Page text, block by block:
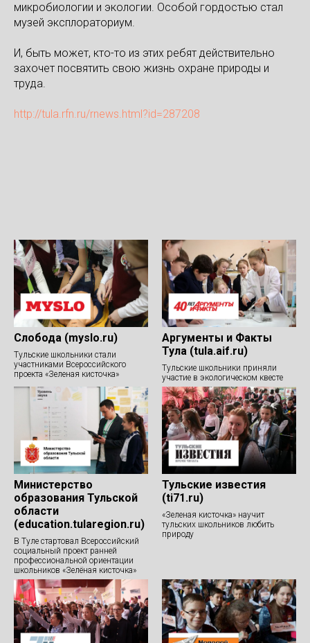
микробиологии и экологии. Особой гордостью стал
музей эксплораториум.
И, быть может, кто-то из этих ребят действительно
захочет посвятить свою жизнь охране природы и
труда.
http://tula.rfn.ru/rnews.html?id=287208
Слобода (myslo.ru)
Тульские школьники стали
участниками Всероссийского
проекта «Зеленая кисточка»
Аргументы и Факты
Тула (tula.aif.ru)
Тульские школьники приняли
участие в экологическом квесте
Министерство
образования Тульской
области
(education.tularegion.ru)
В Туле стартовал Всероссийский
социальный проект ранней
профессиональной ориентации
школьников «Зелёная кисточка»
Тульские известия
(ti71.ru)
«Зеленая кисточка» научит
тульских школьников любить
природу